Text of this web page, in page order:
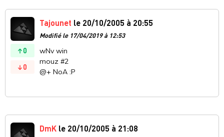
0
0
Tajounet le 20/10/2005 à 20:55
Modifié le 17/04/2019 à 12:53
wNv win
mouz #2
@+ NoA :P
DmK le 20/10/2005 à 21:08